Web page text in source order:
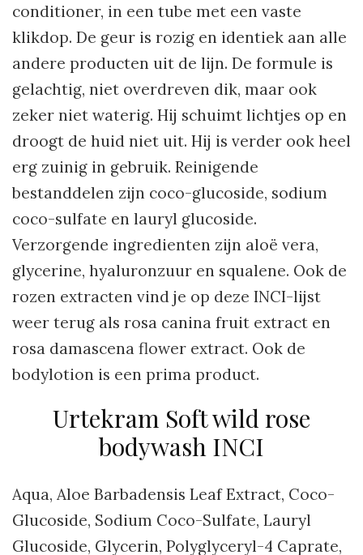
conditioner, in een tube met een vaste
klikdop. De geur is rozig en identiek aan alle
andere producten uit de lijn. De formule is
gelachtig, niet overdreven dik, maar ook
zeker niet waterig. Hij schuimt lichtjes op en
droogt de huid niet uit. Hij is verder ook heel
erg zuinig in gebruik. Reinigende
bestanddelen zijn coco-glucoside, sodium
coco-sulfate en lauryl glucoside.
Verzorgende ingredienten zijn aloë vera,
glycerine, hyaluronzuur en squalene. Ook de
rozen extracten vind je op deze INCI-lijst
weer terug als rosa canina fruit extract en
rosa damascena flower extract. Ook de
bodylotion is een prima product.
Urtekram Soft wild rose
bodywash INCI
Aqua, Aloe Barbadensis Leaf Extract, Coco-
Glucoside, Sodium Coco-Sulfate, Lauryl
Glucoside, Glycerin, Polyglyceryl-4 Caprate,